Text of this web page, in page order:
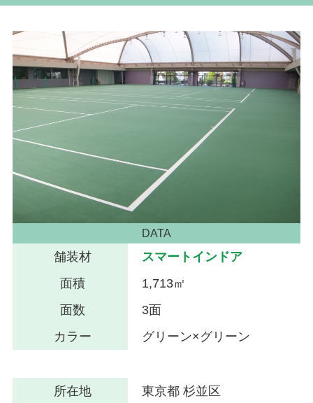
DATA
舗装材
スマートインドア
面積
1,713㎡
面数
3面
カラー
グリーン×グリーン
所在地 東京都 杉並区